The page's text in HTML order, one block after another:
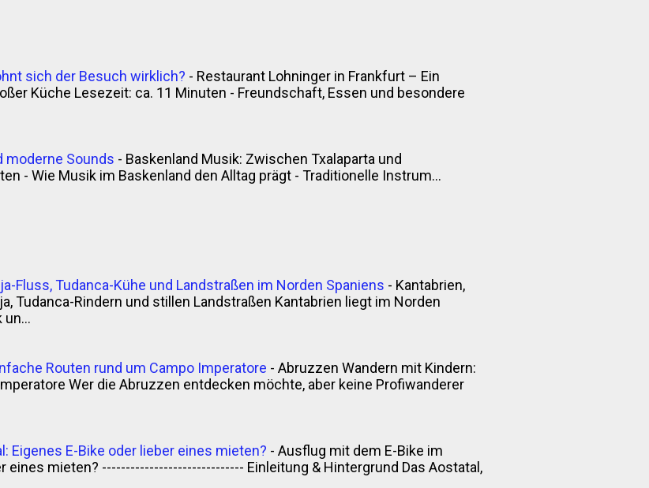
sich der Besuch wirklich? - Restaurant Lohninger in Frankfurt – Ein
Küche Lesezeit: ca. 11 Minuten - Freundschaft, Essen und besondere
moderne Sounds - Baskenland Musik: Zwischen Txalaparta und
- Wie Musik im Baskenland den Alltag prägt - Traditionelle Instrum...
Fluss, Tudanca-Kühe und Landstraßen im Norden Spaniens - Kantabrien,
Tudanca-Rindern und stillen Landstraßen Kantabrien liegt im Norden
un...
Routen rund um Campo Imperatore - Abruzzen Wandern mit Kindern:
Wer die Abruzzen entdecken möchte, aber keine Profiwanderer
Eigenes E-Bike oder lieber eines mieten? - Ausflug mit dem E-Bike im
eines mieten? ------------------------------ Einleitung & Hintergrund Das Aostatal,